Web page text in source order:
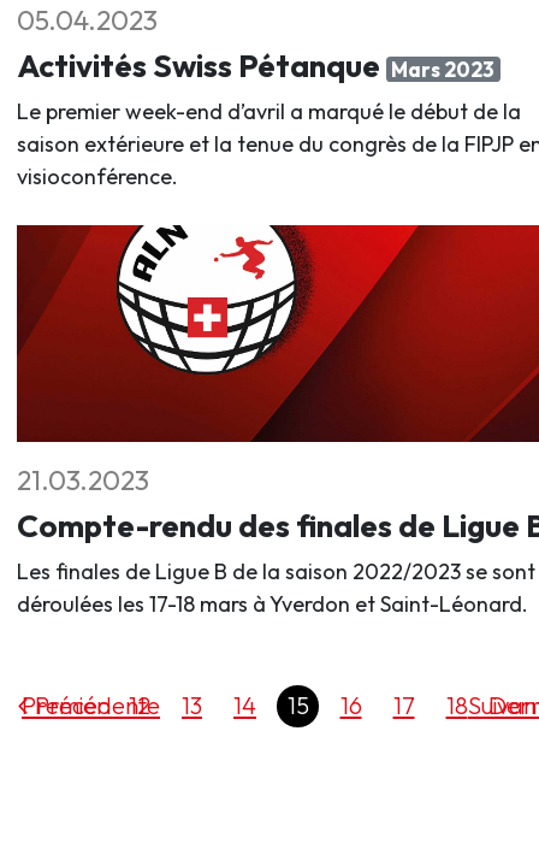
05.04.2023
Activités Swiss Pétanque Mars 2023
Le premier week-end d’avril a marqué le début de la
saison extérieure et la tenue du congrès de la FIPJP
visioconférence.
21.03.2023
Compte-rendu des finales de Ligue
Les finales de Ligue B de la saison 2022/2023 se sont
déroulées les 17-18 mars à Yverdon et Saint-Léonard.
Précédente
Premier 12 13 14 15 16 17 18